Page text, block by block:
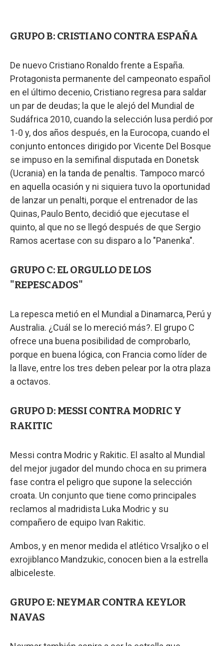
GRUPO B: CRISTIANO CONTRA ESPAÑA
De nuevo Cristiano Ronaldo frente a España.
Protagonista permanente del campeonato español
en el último decenio, Cristiano regresa para saldar
un par de deudas; la que le alejó del Mundial de
Sudáfrica 2010, cuando la selección lusa perdió por
1-0 y, dos años después, en la Eurocopa, cuando el
conjunto entonces dirigido por Vicente Del Bosque
se impuso en la semifinal disputada en Donetsk
(Ucrania) en la tanda de penaltis. Tampoco marcó
en aquella ocasión y ni siquiera tuvo la oportunidad
de lanzar un penalti, porque el entrenador de las
Quinas, Paulo Bento, decidió que ejecutase el
quinto, al que no se llegó después de que Sergio
Ramos acertase con su disparo a lo "Panenka".
GRUPO C: EL ORGULLO DE LOS
"REPESCADOS"
La repesca metió en el Mundial a Dinamarca, Perú y
Australia. ¿Cuál se lo mereció más?. El grupo C
ofrece una buena posibilidad de comprobarlo,
porque en buena lógica, con Francia como líder de
la llave, entre los tres deben pelear por la otra plaza
a octavos.
GRUPO D: MESSI CONTRA MODRIC Y
RAKITIC
Messi contra Modric y Rakitic. El asalto al Mundial
del mejor jugador del mundo choca en su primera
fase contra el peligro que supone la selección
croata. Un conjunto que tiene como principales
reclamos al madridista Luka Modric y su
compañero de equipo Ivan Rakitic.
Ambos, y en menor medida el atlético Vrsaljko o el
exrojiblanco Mandzukic, conocen bien a la estrella
albiceleste.
GRUPO E: NEYMAR CONTRA KEYLOR
NAVAS